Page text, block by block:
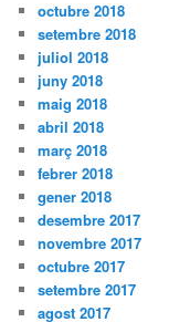
octubre 2018
setembre 2018
juliol 2018
juny 2018
maig 2018
abril 2018
març 2018
febrer 2018
gener 2018
desembre 2017
novembre 2017
octubre 2017
setembre 2017
agost 2017